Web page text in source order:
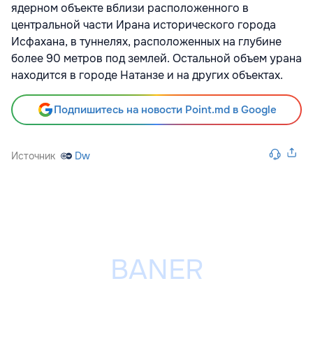
ядерном объекте вблизи расположенного в
центральной части Ирана исторического города
Исфахана, в туннелях, расположенных на глубине
более 90 метров под землей. Остальной объем урана
находится в городе Натанзе и на других объектах.
Подпишитесь на новости Point.md в Google
Источник Dw